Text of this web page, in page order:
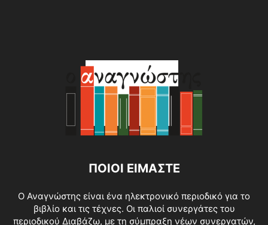
ΠΟΙΟΙ ΕΙΜΑΣΤΕ
O Αναγνώστης είναι ένα ηλεκτρονικό περιοδικό για το
βιβλίο και τις τέχνες. Οι παλιοί συνεργάτες του
περιοδικού Διαβάζω, με τη σύμπραξη νέων συνεργατών,